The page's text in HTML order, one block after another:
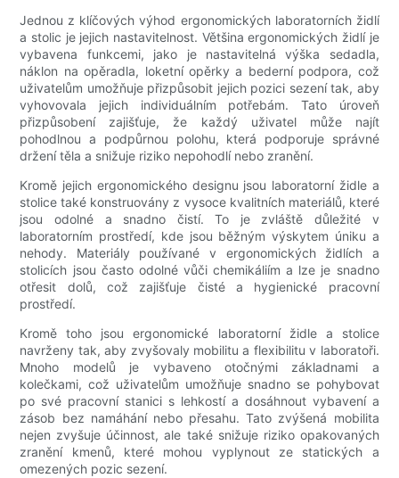
Jednou z klíčových výhod ergonomických laboratorních židlí
a stolic je jejich nastavitelnost. Většina ergonomických židlí je
vybavena funkcemi, jako je nastavitelná výška sedadla,
náklon na opěradla, loketní opěrky a bederní podpora, což
uživatelům umožňuje přizpůsobit jejich pozici sezení tak, aby
vyhovovala jejich individuálním potřebám. Tato úroveň
přizpůsobení zajišťuje, že každý uživatel může najít
pohodlnou a podpůrnou polohu, která podporuje správné
držení těla a snižuje riziko nepohodlí nebo zranění.
Kromě jejich ergonomického designu jsou laboratorní židle a
stolice také konstruovány z vysoce kvalitních materiálů, které
jsou odolné a snadno čistí. To je zvláště důležité v
laboratorním prostředí, kde jsou běžným výskytem úniku a
nehody. Materiály používané v ergonomických židlích a
stolicích jsou často odolné vůči chemikáliím a lze je snadno
otřesit dolů, což zajišťuje čisté a hygienické pracovní
prostředí.
Kromě toho jsou ergonomické laboratorní židle a stolice
navrženy tak, aby zvyšovaly mobilitu a flexibilitu v laboratoři.
Mnoho modelů je vybaveno otočnými základnami a
kolečkami, což uživatelům umožňuje snadno se pohybovat
po své pracovní stanici s lehkostí a dosáhnout vybavení a
zásob bez namáhání nebo přesahu. Tato zvýšená mobilita
nejen zvyšuje účinnost, ale také snižuje riziko opakovaných
zranění kmenů, které mohou vyplynout ze statických a
omezených pozic sezení.